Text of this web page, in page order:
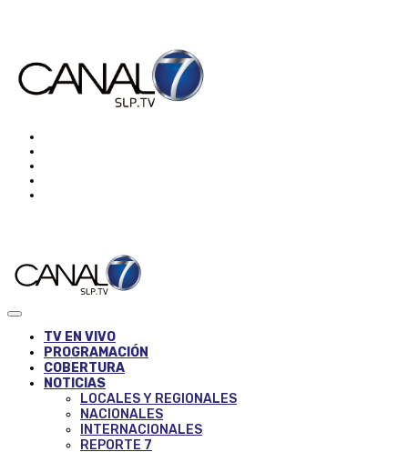
TV EN VIVO
PROGRAMACIÓN
COBERTURA
NOTICIAS
LOCALES Y REGIONALES
NACIONALES
INTERNACIONALES
REPORTE 7